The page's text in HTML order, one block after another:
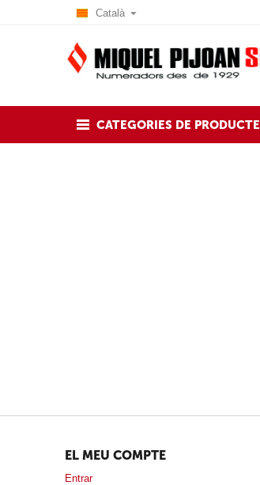
Català
CATEGORIES DE PRODUCTE
EL MEU COMPTE
Entrar